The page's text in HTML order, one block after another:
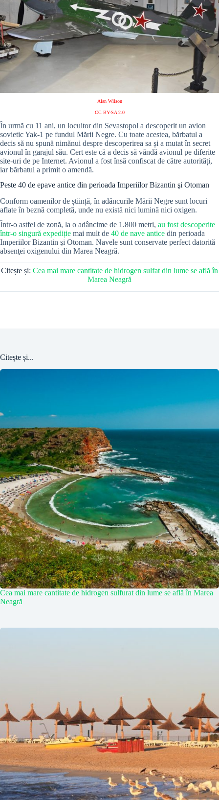
Alan Wilson
CC BY-SA 2.0
În urmă cu 11 ani, un locuitor din Sevastopol a descoperit un avion
sovietic Yak-1 pe fundul Mării Negre. Cu toate acestea, bărbatul a
decis să nu spună nimănui despre descoperirea sa și a mutat în secret
avionul în garajul său. Cert este că a decis să vândă avionul pe diferite
site-uri de pe Internet. Avionul a fost însă confiscat de către autorități,
iar bărbatul a primit o amendă.
Peste 40 de epave antice din perioada Imperiilor Bizantin şi Otoman
Conform oamenilor de știință, în adâncurile Mării Negre sunt locuri
aflate în beznă completă, unde nu există nici lumină nici oxigen.
Într-o astfel de zonă, la o adâncime de 1.800 metri, au fost descoperite
într-o singură expediție mai mult de 40 de nave antice din perioada
Imperiilor Bizantin şi Otoman. Navele sunt conservate perfect datorită
absenţei oxigenului din Marea Neagră.
Citește și: Cea mai mare cantitate de hidrogen sulfat din lume se află în
Marea Neagră
Citește și...
Cea mai mare cantitate de hidrogen sulfurat din lume se află în Marea
Neagră